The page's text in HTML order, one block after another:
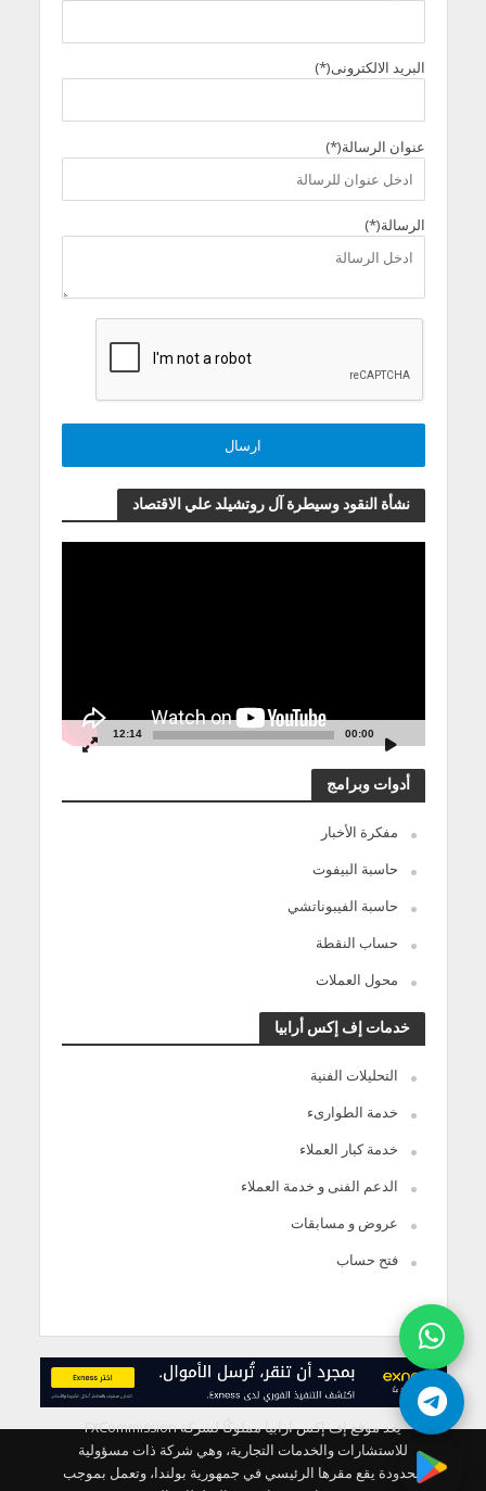
البريد الالكترونى(*)
عنوان الرسالة(*)
الرسالة(*)
نشأة النقود وسيطرة آل روتشيلد علي الاقتصاد
00:00
12:14
أدوات وبرامج
مفكرة الأخبار
حاسبة البيفوت
حاسبة الفيبوناتشي
حساب النقطة
محول العملات
خدمات إف إكس أرابيا
التحليلات الفنية
خدمة الطوارىء
خدمة كبار العملاء
الدعم الفنى و خدمة العملاء
عروض و مسابقات
فتح حساب
يعد موقع إف إكس ارابيا مملوكًا لشركة FXCommission
للاستشارات والخدمات التجارية، وهي شركة ذات مسؤولية
محدودة يقع مقرها الرئيسي في جمهورية بولندا، وتعمل بموجب